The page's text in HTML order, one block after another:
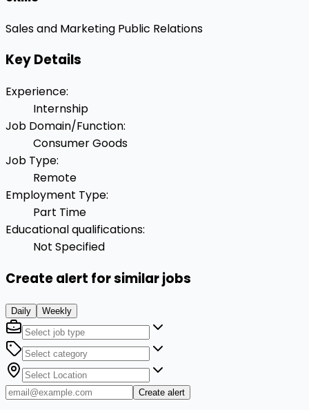
Sales and Marketing Public Relations
Key Details
Experience:
Internship
Job Domain/Function:
Consumer Goods
Job Type:
Remote
Employment Type:
Part Time
Educational qualifications:
Not Specified
Create alert for similar jobs
Daily Weekly
Create alert